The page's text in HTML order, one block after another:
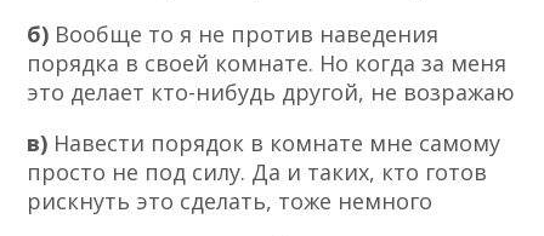
б) Вообще то я не против наведения
порядка в своей комнате. Но когда за меня
это делает кто-нибудь другой, не возражаю
в) Навести порядок в комнате мне самому
просто не под силу. Да и таких, кто готов
рискнуть это сделать, тоже немного